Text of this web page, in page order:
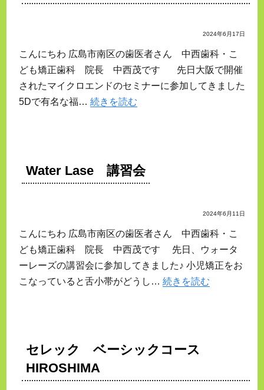
2024年6月17日
こんにちわ 広島市南区の歯医者さん 中西歯科・こ
ども矯正歯科 院長 中西茂です 先日大阪で開催
されたマイクロエンドのセミナーに参加してきました
5Dで有名な福… 続きを読む
Water Lase 講習会
2024年6月11日
こんにちわ 広島市南区の歯医者さん 中西歯科・こ
ども矯正歯科 院長 中西茂です 先日、ウォータ
ーレーズの講習会に参加してきました♪ 小児矯正をお
こなっていると舌小帯がどうし… 続きを読む
セレック ベーシックコース
HIROSHIMA